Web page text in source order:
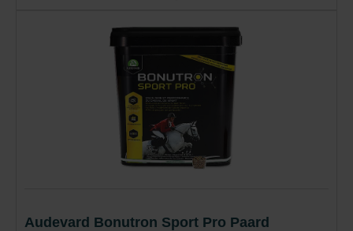
Audevard Bonutron Sport Pro Paard